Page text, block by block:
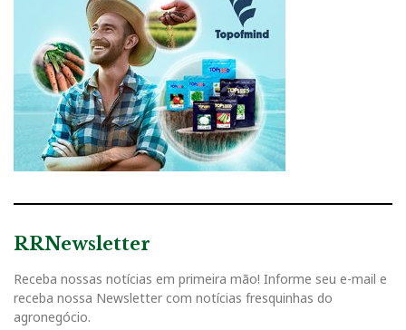
RRNewsletter
Receba nossas notícias em primeira mão! Informe seu e-mail e
receba nossa Newsletter com notícias fresquinhas do
agronegócio.